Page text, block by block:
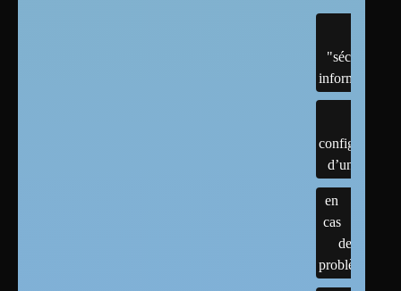
"sécurité"
informatique
configuration
d’un linux
en
cas
de
problème